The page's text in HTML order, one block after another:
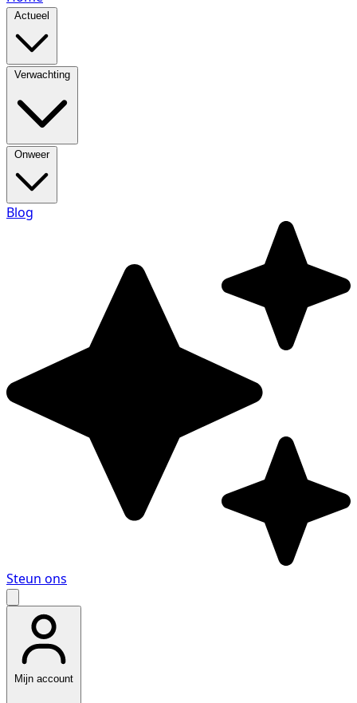
Actueel
Verwachting
Onweer
Blog
Steun ons
Mijn account